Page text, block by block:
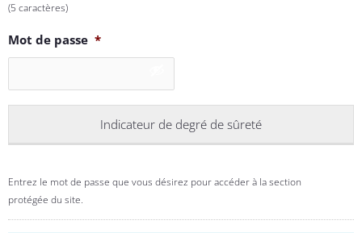
(5 caractères)
Mot de passe *
Indicateur de degré de sûreté
Entrez le mot de passe que vous désirez pour accéder à la section
protégée du site.